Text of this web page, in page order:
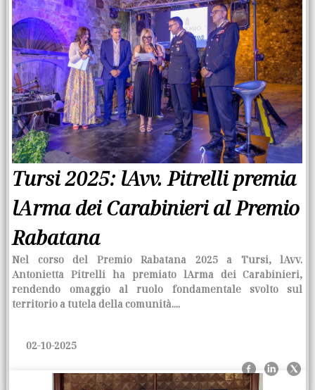
Tursi 2025: lAvv. Pitrelli premia
lArma dei Carabinieri al Premio
Rabatana
Nel corso del Premio Rabatana 2025 a Tursi, lAvv.
Antonietta Pitrelli ha premiato lArma dei Carabinieri,
rendendo omaggio al ruolo fondamentale svolto sul
territorio a tutela della comunità....
02-10-2025